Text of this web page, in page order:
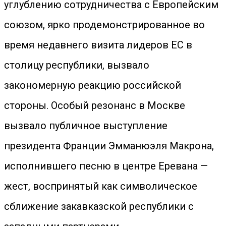
углублению сотрудничества с Европейским
союзом, ярко продемонстрированное во
время недавнего визита лидеров ЕС в
столицу республики, вызвало
закономерную реакцию российской
стороны. Особый резонанс в Москве
вызвало публичное выступление
президента Франции Эмманюэля Макрона,
исполнившего песню в центре Еревана —
жест, воспринятый как символическое
сближение закавказской республики с